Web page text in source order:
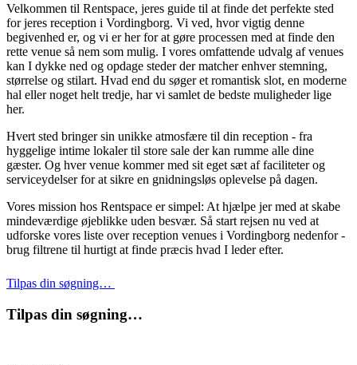
Velkommen til Rentspace, jeres guide til at finde det perfekte sted
for jeres reception i Vordingborg. Vi ved, hvor vigtig denne
begivenhed er, og vi er her for at gøre processen med at finde den
rette venue så nem som mulig. I vores omfattende udvalg af venues
kan I dykke ned og opdage steder der matcher enhver stemning,
størrelse og stilart. Hvad end du søger et romantisk slot, en moderne
hal eller noget helt tredje, har vi samlet de bedste muligheder lige
her.
Hvert sted bringer sin unikke atmosfære til din reception - fra
hyggelige intime lokaler til store sale der kan rumme alle dine
gæster. Og hver venue kommer med sit eget sæt af faciliteter og
serviceydelser for at sikre en gnidningsløs oplevelse på dagen.
Vores mission hos Rentspace er simpel: At hjælpe jer med at skabe
mindeværdige øjeblikke uden besvær. Så start rejsen nu ved at
udforske vores liste over reception venues i Vordingborg nedenfor -
brug filtrene til hurtigt at finde præcis hvad I leder efter.
Tilpas din søgning…
Tilpas din søgning…